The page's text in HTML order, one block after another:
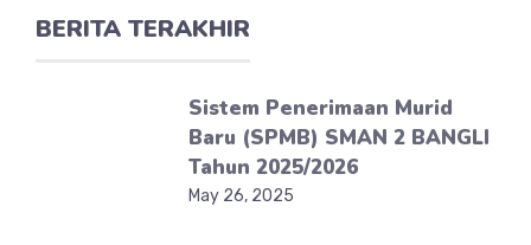
BERITA TERAKHIR
Sistem Penerimaan Murid
Baru (SPMB) SMAN 2 BANGLI
Tahun 2025/2026
May 26, 2025